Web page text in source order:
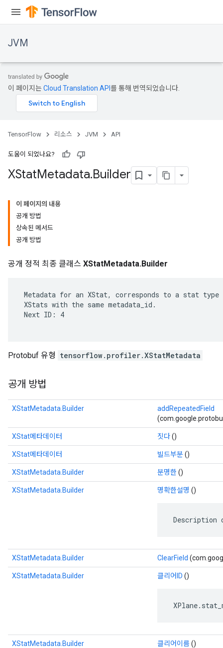
JVM
이 페이지는Cloud Translation API 를 통해 번역되었습니다.
TensorFlow 리소스 JVM API
도움이 되었나요?
XStatMetadata.Builder
이 페이지의 내용
공개 방법
상속된 메서드
공개 방법
공개 정적 최종 클래스 XStatMetadata.Builder
Metadata for an XStat, corresponds to a stat
XStats with the same metadata_id.
Next ID: 4
Protobuf 유형 tensorflow.profiler.XStatMetadata
공개 방법
XStatMetadata.Builder
addRepeatedField
XStat메타데이터 짓다()
XStat메타데이터 빌드부분 ()
XStatMetadata.Builder 분명한 ()
XStatMetadata.Builder 명확한설명 ()
XStatMetadata.Builder ClearField
XStatMetadata.Builder 클리어ID ()
XStatMetadata.Builder 클리어이름()